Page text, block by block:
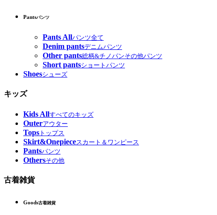
Pantsパンツ
Pants Allパンツ全て
Denim pantsデニムパンツ
Other pants総柄&チノパンその他パンツ
Short pantsショートパンツ
Shoesシューズ
キッズ
Kids Allすべてのキッズ
Outerアウター
Tops トップス
Skirt&Onepieceスカート＆ワンピース
Pantsパンツ
Othersその他
古着雑貨
Goods古着雑貨